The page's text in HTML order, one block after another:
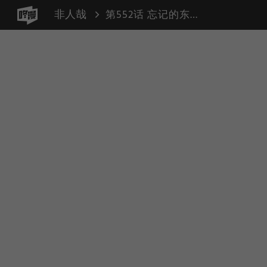
非人哉 第552话 忘记的东西总有一天会再回来。